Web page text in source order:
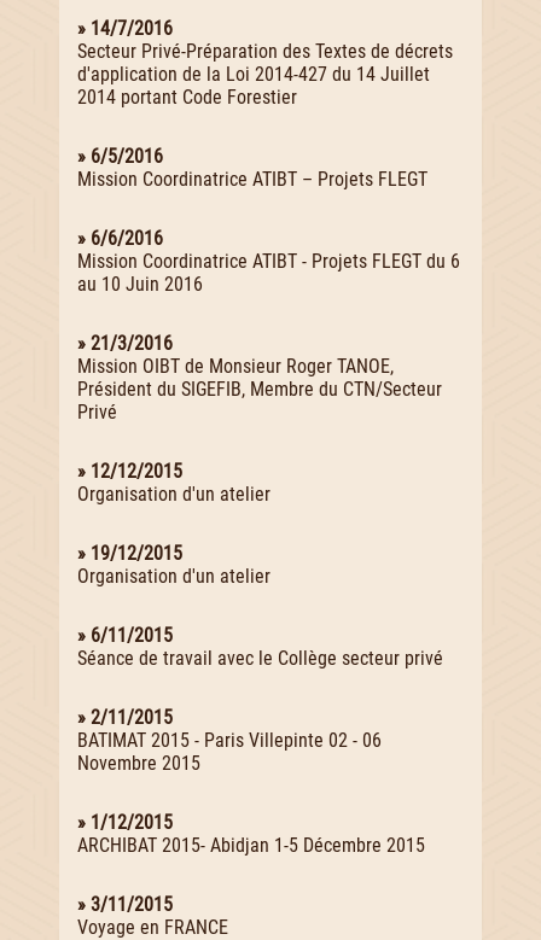
» 14/7/2016
Secteur Privé-Préparation des Textes de décrets
d'application de la Loi 2014-427 du 14 Juillet
2014 portant Code Forestier
» 6/5/2016
Mission Coordinatrice ATIBT – Projets FLEGT
» 6/6/2016
Mission Coordinatrice ATIBT - Projets FLEGT du 6
au 10 Juin 2016
» 21/3/2016
Mission OIBT de Monsieur Roger TANOE,
Président du SIGEFIB, Membre du CTN/Secteur
Privé
» 12/12/2015
Organisation d'un atelier
» 19/12/2015
Organisation d'un atelier
» 6/11/2015
Séance de travail avec le Collège secteur privé
» 2/11/2015
BATIMAT 2015 - Paris Villepinte 02 - 06
Novembre 2015
» 1/12/2015
ARCHIBAT 2015- Abidjan 1-5 Décembre 2015
» 3/11/2015
Voyage en FRANCE